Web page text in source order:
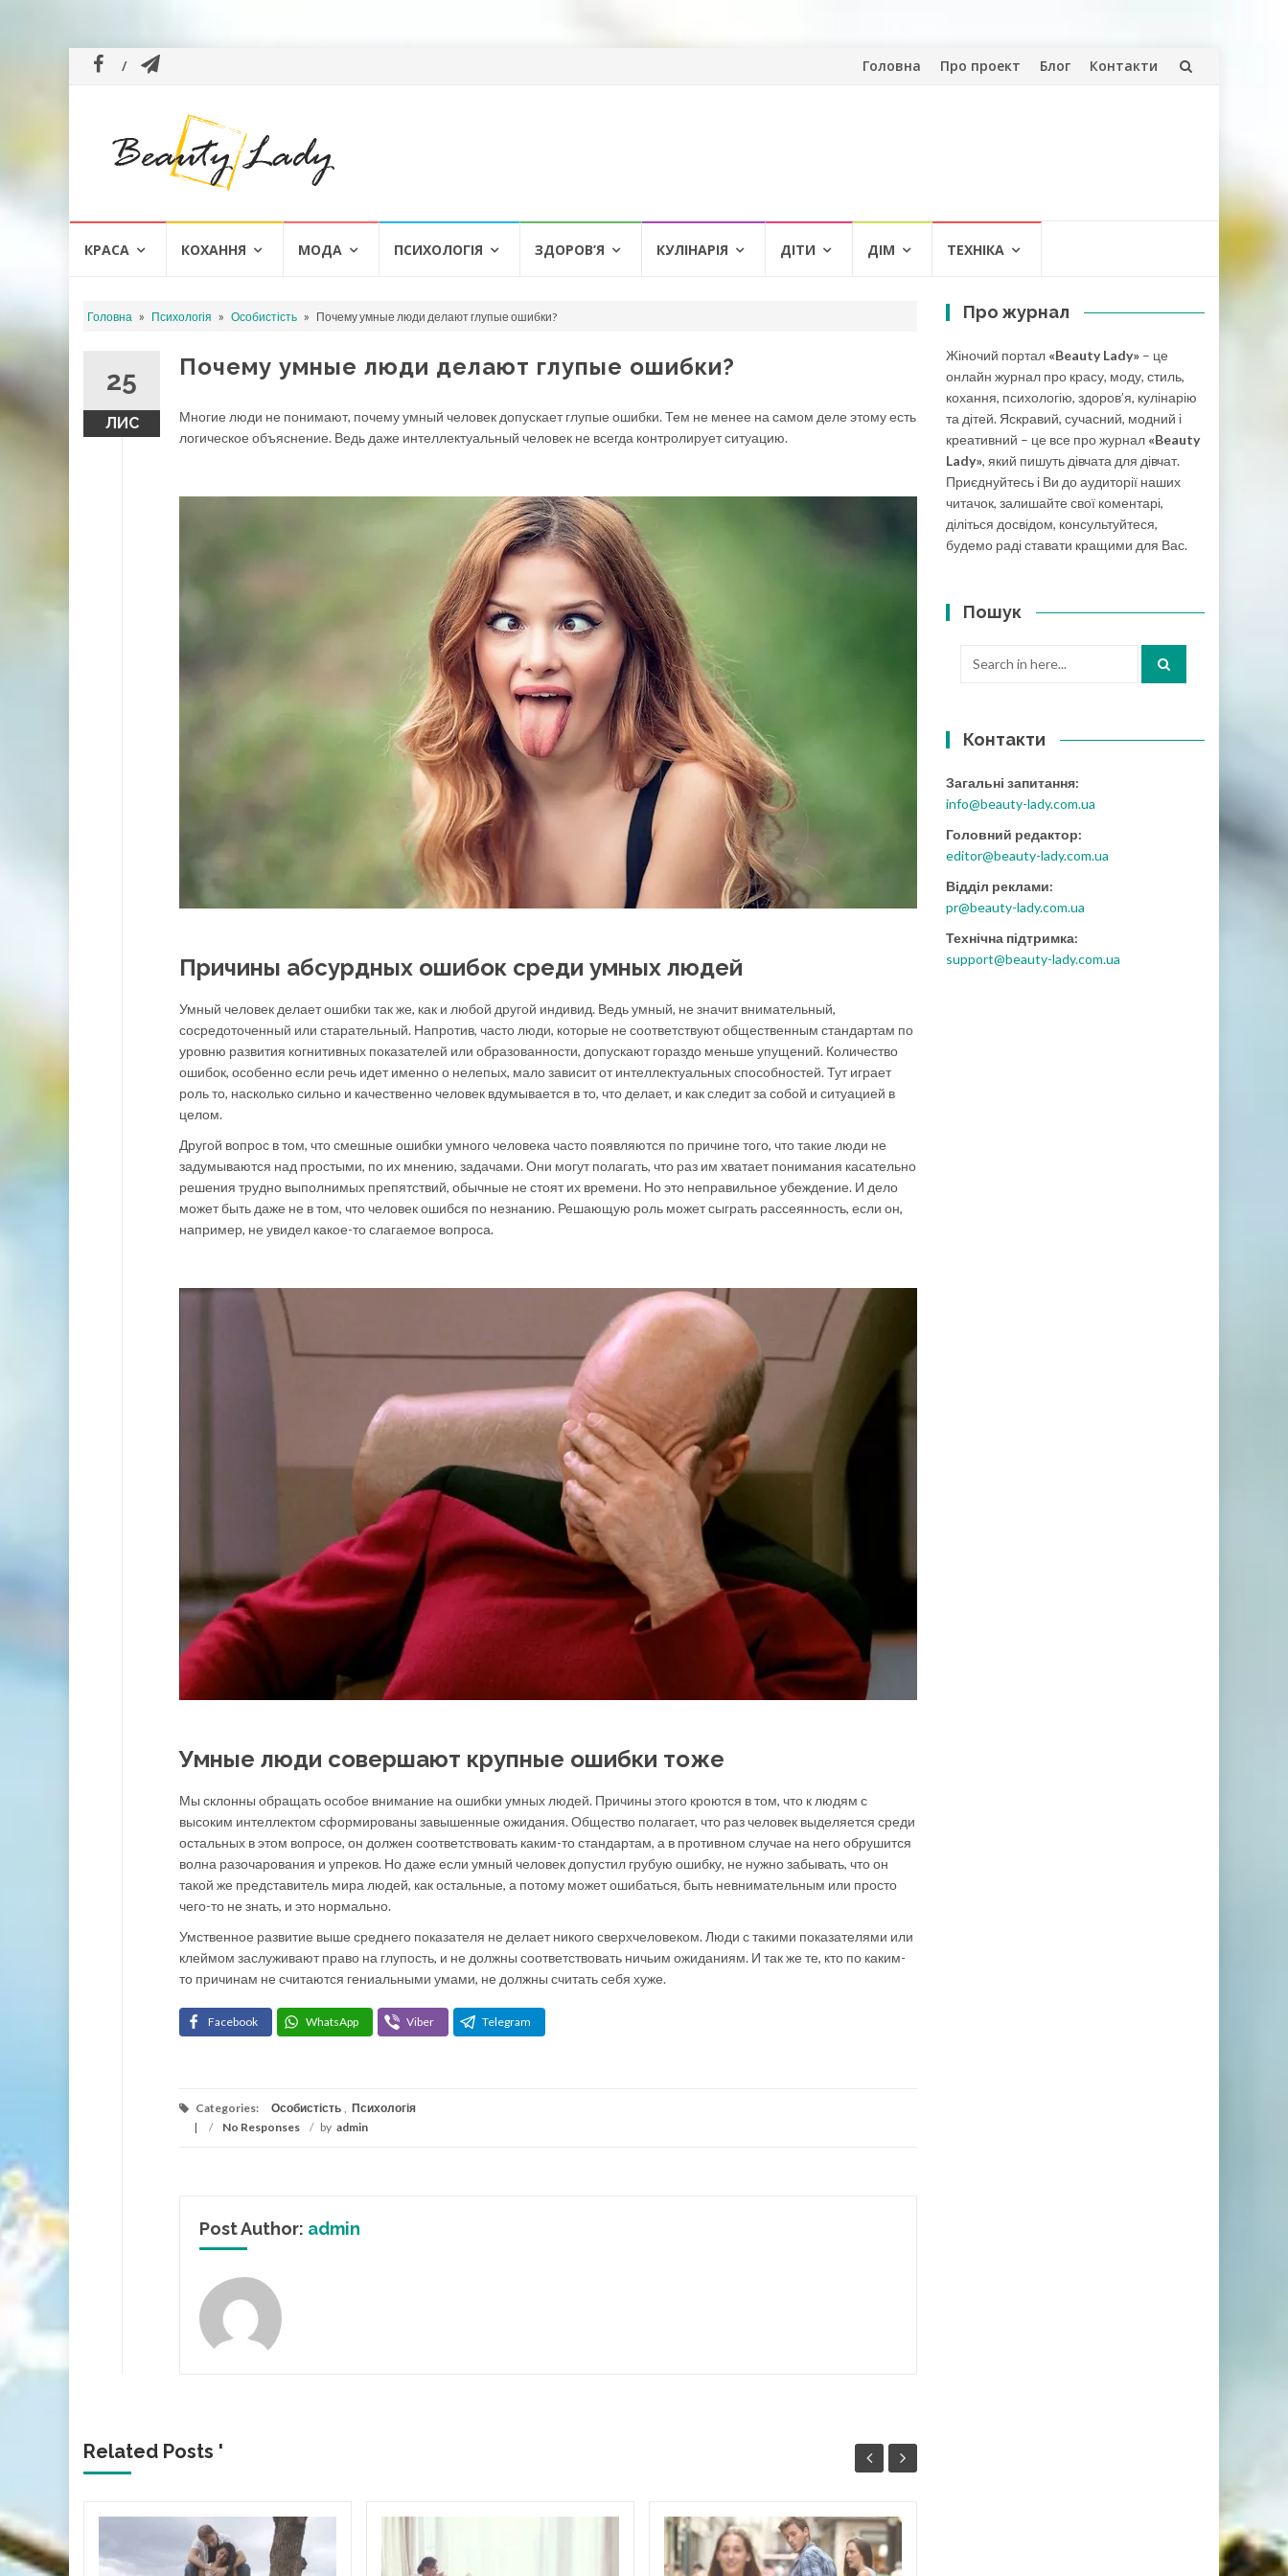
Skip
Головна Про проект Блог Контакти
КРАСА КОХАННЯ МОДА ПСИХОЛОГІЯ ЗДОРОВ’Я КУЛІНАРІЯ ДІТИ ДІМ ТЕХНІКА
Головна » Психологія » Особистість » Почему умные люди делают глупые ошибки?
25
ЛИС
Почему умные люди делают глупые ошибки?
Многие люди не понимают, почему умный человек допускает глупые ошибки. Тем не менее на самом деле этому есть
логическое объяснение. Ведь даже интеллектуальный человек не всегда контролирует ситуацию.
Причины абсурдных ошибок среди умных людей
Умный человек делает ошибки так же, как и любой другой индивид. Ведь умный, не значит внимательный,
сосредоточенный или старательный. Напротив, часто люди, которые не соответствуют общественным стандартам по
уровню развития когнитивных показателей или образованности, допускают гораздо меньше упущений. Количество
ошибок, особенно если речь идет именно о нелепых, мало зависит от интеллектуальных способностей. Тут играет
роль то, насколько сильно и качественно человек вдумывается в то, что делает, и как следит за собой и ситуацией в
целом.
Другой вопрос в том, что смешные ошибки умного человека часто появляются по причине того, что такие люди не
задумываются над простыми, по их мнению, задачами. Они могут полагать, что раз им хватает понимания касательно
решения трудно выполнимых препятствий, обычные не стоят их времени. Но это неправильное убеждение. И дело
может быть даже не в том, что человек ошибся по незнанию. Решающую роль может сыграть рассеянность, если он,
например, не увидел какое-то слагаемое вопроса.
Умные люди совершают крупные ошибки тоже
Мы склонны обращать особое внимание на ошибки умных людей. Причины этого кроются в том, что к людям с
высоким интеллектом сформированы завышенные ожидания. Общество полагает, что раз человек выделяется среди
остальных в этом вопросе, он должен соответствовать каким-то стандартам, а в противном случае на него обрушится
волна разочарования и упреков. Но даже если умный человек допустил грубую ошибку, не нужно забывать, что он
такой же представитель мира людей, как остальные, а потому может ошибаться, быть невнимательным или просто
чего-то не знать, и это нормально.
Умственное развитие выше среднего показателя не делает никого сверхчеловеком. Люди с такими показателями или
клеймом заслуживают право на глупость, и не должны соответствовать ничьим ожиданиям. И так же те, кто по каким-
то причинам не считаются гениальными умами, не должны считать себя хуже.
Facebook WhatsApp Viber Telegram
Categories: Особистість , Психологія
/
No Responses / by admin
Post Author: admin
Related Posts '
22
Про журнал
Жіночий портал «Beauty Lady» – це
онлайн журнал про красу, моду, стиль,
кохання, психологію, здоров’я, кулінарію
та дітей. Яскравий, сучасний, модний і
креативний – це все про журнал «Beauty
Lady», який пишуть дівчата для дівчат.
Приєднуйтесь і Ви до аудиторії наших
читачок, залишайте свої коментарі,
діліться досвідом, консультуйтеся,
будемо раді ставати кращими для Вас.
Пошук
Контакти
Загальні запитання:
info@beauty-lady.com.ua
Головний редактор:
editor@beauty-lady.com.ua
Відділ реклами:
pr@beauty-lady.com.ua
Технічна підтримка:
support@beauty-lady.com.ua